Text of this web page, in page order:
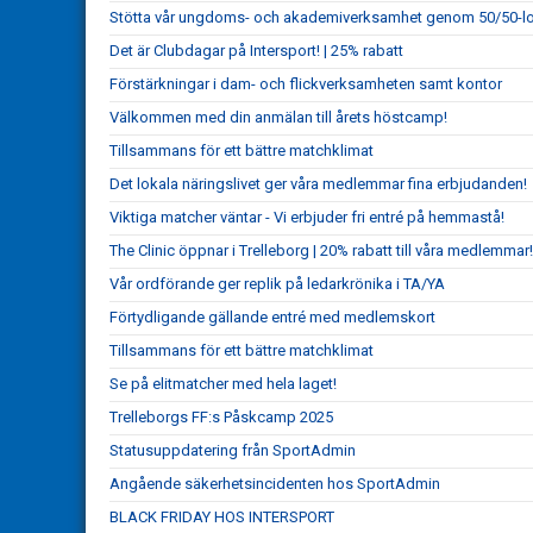
Stötta vår ungdoms- och akademiverksamhet genom 50/50-
Det är Clubdagar på Intersport! | 25% rabatt
Förstärkningar i dam- och flickverksamheten samt kontor
Välkommen med din anmälan till årets höstcamp!
Tillsammans för ett bättre matchklimat
Det lokala näringslivet ger våra medlemmar fina erbjudanden!
Viktiga matcher väntar - Vi erbjuder fri entré på hemmastå!
The Clinic öppnar i Trelleborg | 20% rabatt till våra medlemmar!
Vår ordförande ger replik på ledarkrönika i TA/YA
Förtydligande gällande entré med medlemskort
Tillsammans för ett bättre matchklimat
Se på elitmatcher med hela laget!
Trelleborgs FF:s Påskcamp 2025
Statusuppdatering från SportAdmin
Angående säkerhetsincidenten hos SportAdmin
BLACK FRIDAY HOS INTERSPORT